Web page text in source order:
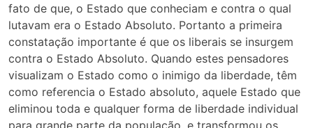
fato de que, o Estado que conheciam e contra o qual
lutavam era o Estado Absoluto. Portanto a primeira
constatação importante é que os liberais se insurgem
contra o Estado Absoluto. Quando estes pensadores
visualizam o Estado como o inimigo da liberdade, têm
como referencia o Estado absoluto, aquele Estado que
eliminou toda e qualquer forma de liberdade individual